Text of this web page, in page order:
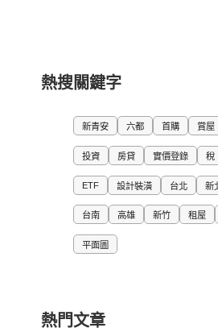
熱搜關鍵字
新青安 六都 首購 賞屋
投資 房貸 實價登錄 稅
ETF 設計裝潢 台北 新
台南 高雄 新竹 租屋
平面圖
熱門文章